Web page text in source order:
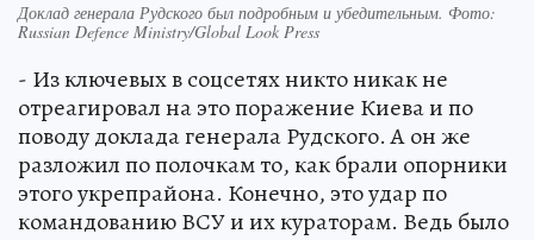
Доклад генерала Рудского был подробным и убедительным. Фото:
Russian Defence Ministry/Global Look Press
- Из ключевых в соцсетях никто никак не
отреагировал на это поражение Киева и по
поводу доклада генерала Рудского. А он же
разложил по полочкам то, как брали опорники
этого укрепрайона. Конечно, это удар по
командованию ВСУ и их кураторам. Ведь было